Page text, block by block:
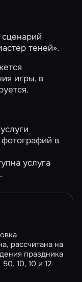
теней».
игры, в
в
услуга
рассчитана на
праздника
10, 10 и 12